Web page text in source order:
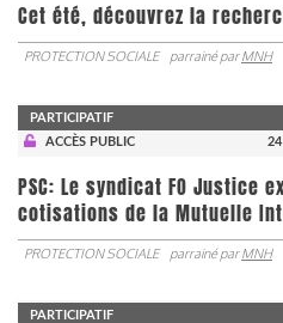
Cet été, découvrez la
PROTECTION SOCIALE parrainé parMNH
PARTICIPATIF
ACCÈS PUBLIC
PSC: Le syndicat FO Justice
cotisations de la Mutuelle
PROTECTION SOCIALE parrainé parMNH
PARTICIPATIF